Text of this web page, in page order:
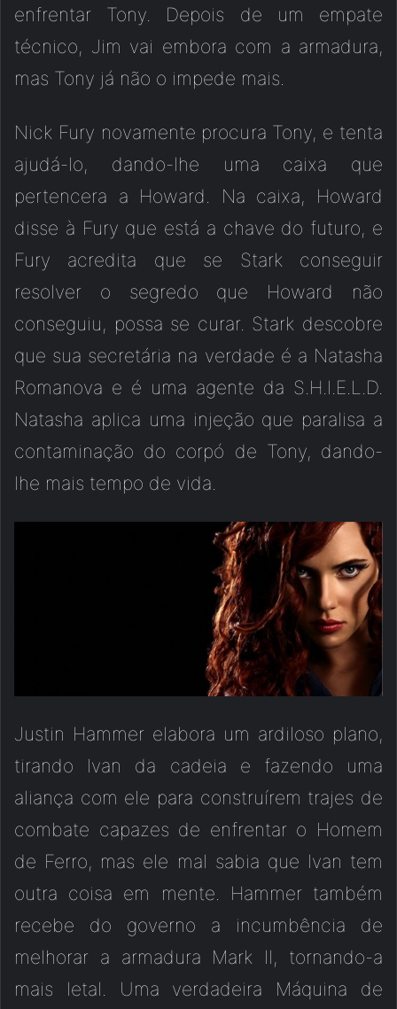
enfrentar Tony. Depois de um empate
técnico, Jim vai embora com a armadura,
mas Tony já não o impede mais.
Nick Fury novamente procura Tony, e tenta
ajudá-lo, dando-lhe uma caixa que
pertencera a Howard. Na caixa, Howard
disse à Fury que está a chave do futuro, e
Fury acredita que se Stark conseguir
resolver o segredo que Howard não
conseguiu, possa se curar. Stark descobre
que sua secretária na verdade é a Natasha
Romanova e é uma agente da S.H.I.E.L.D.
Natasha aplica uma injeção que paralisa a
contaminação do corpó de Tony, dando-
lhe mais tempo de vida.
Justin Hammer elabora um ardiloso plano,
tirando Ivan da cadeia e fazendo uma
aliança com ele para construírem trajes de
combate capazes de enfrentar o Homem
de Ferro, mas ele mal sabia que Ivan tem
outra coisa em mente. Hammer também
recebe do governo a incumbência de
melhorar a armadura Mark II, tornando-a
mais letal. Uma verdadeira Máquina de